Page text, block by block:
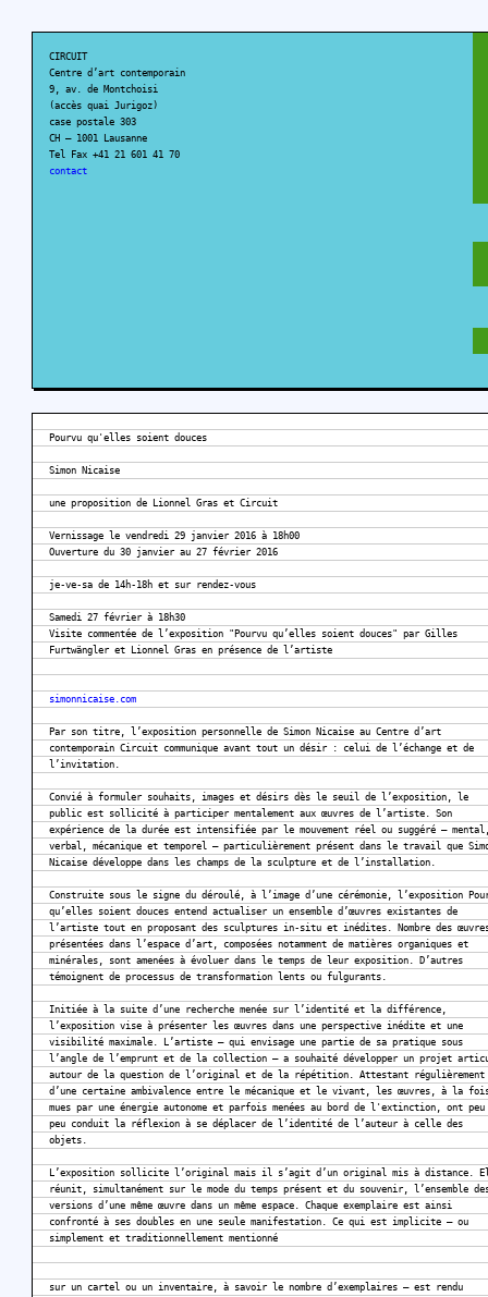
CIRCUIT
Centre d’art contemporain
9, av. de Montchoisi
(accès quai Jurigoz)
case postale 303
CH – 1001 Lausanne
Tel Fax +41 21 601 41 70
contact
Pourvu qu'elles soient douces
Simon Nicaise
une proposition de Lionnel Gras et Circuit
Vernissage le vendredi 29 janvier 2016 à 18h00
Ouverture du 30 janvier au 27 février 2016
je-ve-sa de 14h-18h et sur rendez-vous
Samedi 27 février à 18h30
Visite commentée de l’exposition "Pourvu qu’elles soient douces" par Gilles
Furtwängler et Lionnel Gras en présence de l’artiste
simonnicaise.com
Par son titre, l’exposition personnelle de Simon Nicaise au Centre d’art
contemporain Circuit communique avant tout un désir : celui de l’échange et de
l’invitation.
Convié à formuler souhaits, images et désirs dès le seuil de l’exposition, le
public est sollicité à participer mentalement aux œuvres de l’artiste. Son
expérience de la durée est intensifiée par le mouvement réel ou suggéré –
verbal, mécanique et temporel – particulièrement présent dans le travail que
Nicaise développe dans les champs de la sculpture et de l’installation.
Construite sous le signe du déroulé, à l’image d’une cérémonie, l’exposition
qu’elles soient douces entend actualiser un ensemble d’œuvres existantes de
l’artiste tout en proposant des sculptures in-situ et inédites. Nombre des
présentées dans l’espace d’art, composées notamment de matières organiques et
minérales, sont amenées à évoluer dans le temps de leur exposition. D’autres
témoignent de processus de transformation lents ou fulgurants.
Initiée à la suite d’une recherche menée sur l’identité et la différence,
l’exposition vise à présenter les œuvres dans une perspective inédite et une
visibilité maximale. L’artiste – qui envisage une partie de sa pratique sous
l’angle de l’emprunt et de la collection – a souhaité développer un projet
autour de la question de l’original et de la répétition. Attestant régulièrement
d’une certaine ambivalence entre le mécanique et le vivant, les œuvres, à la
mues par une énergie autonome et parfois menées au bord de l'extinction, ont peu
peu conduit la réflexion à se déplacer de l’identité de l’auteur à celle des
objets.
L’exposition sollicite l’original mais il s’agit d’un original mis à distance.
réunit, simultanément sur le mode du temps présent et du souvenir, l’ensemble
versions d’une même œuvre dans un même espace. Chaque exemplaire est ainsi
confronté à ses doubles en une seule manifestation. Ce qui est implicite – ou
simplement et traditionnellement mentionné
sur un cartel ou un inventaire, à savoir le nombre d’exemplaires – est rendu